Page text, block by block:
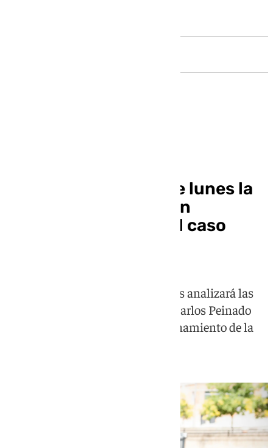
El CGPJ debatirá este lunes la
posible apertura de un
expediente al juez del caso
El órgano de gobierno de los jueces analizará las
quejas presentadas contra Juan Carlos Peinado
para garantizar el correcto funcionamiento de la